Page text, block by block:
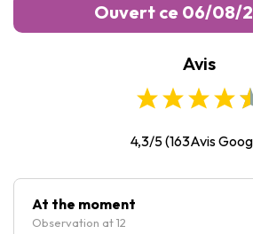
Ouvert ce 06/08/
-17:00
Vendredi :09:30
Avis
4,3/5(163Avis
At the moment
Observation at 12